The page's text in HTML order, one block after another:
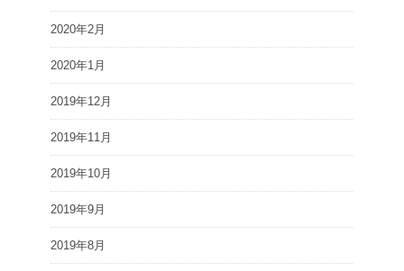
2020年2月
2020年1月
2019年12月
2019年11月
2019年10月
2019年9月
2019年8月